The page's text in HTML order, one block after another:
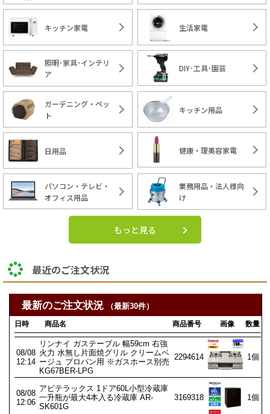
キッチン家電 生活家電
照明･家具･インテリ
ア
DIY･工具･園芸
ガーデニング・ペッ
ト
キッチン用品
日用品 健康・理美容家電
パソコン・テレビ・
オフィス用品
業務用品・法人様向
け
もっと見る
最近のご注文状況